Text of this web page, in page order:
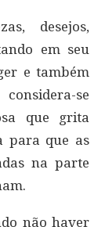
desejos,
em seu
e também
se
que grita
para que as
na parte
não haver